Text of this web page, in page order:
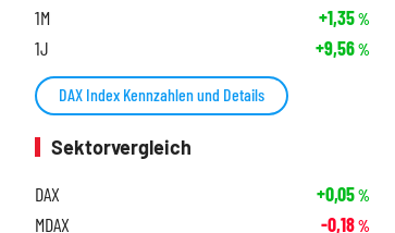
1M +1,35%
1J +9,56%
DAX Index Kennzahlen und Details
Sektorvergleich
DAX
+0,05%
MDAX -0,18%